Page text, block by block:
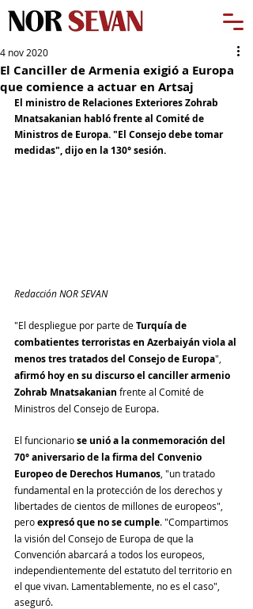
El Canciller de Armenia exigió a Europa
que comience a actuar en Artsaj
4 nov 2020
El ministro de Relaciones Exteriores Zohrab
Mnatsakanian habló frente al Comité de
Ministros de Europa. "El Consejo debe tomar
medidas", dijo en la 130° sesión.
Redacción NOR SEVAN
"El despliegue por parte de Turquía de
combatientes terroristas en Azerbaiyán viola al
menos tres tratados del Consejo de Europa",
afirmó hoy en su discurso el canciller armenio
Zohrab Mnatsakanian frente al Comité de
Ministros del Consejo de Europa.
El funcionario se unió a la conmemoración del
70° aniversario de la firma del Convenio
Europeo de Derechos Humanos , "un tratado
fundamental en la protección de los derechos y
libertades de cientos de millones de europeos",
pero expresó que no se cumple. "Compartimos
la visión del Consejo de Europa de que la
Convención abarcará a todos los europeos,
independientemente del estatuto del territorio en
el que vivan. Lamentablemente, no es el caso",
aseguró.